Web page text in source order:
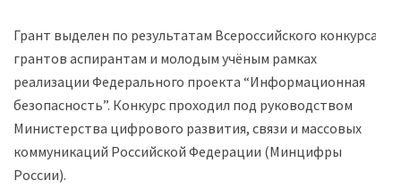
Грант выделен по результатам Всероссийского конкурса
грантов аспирантам и молодым учёным рамках
реализации Федерального проекта “Информационная
безопасность”. Конкурс проходил под руководством
Министерства цифрового развития, связи и массовых
коммуникаций Российской Федерации (Минцифры
России).